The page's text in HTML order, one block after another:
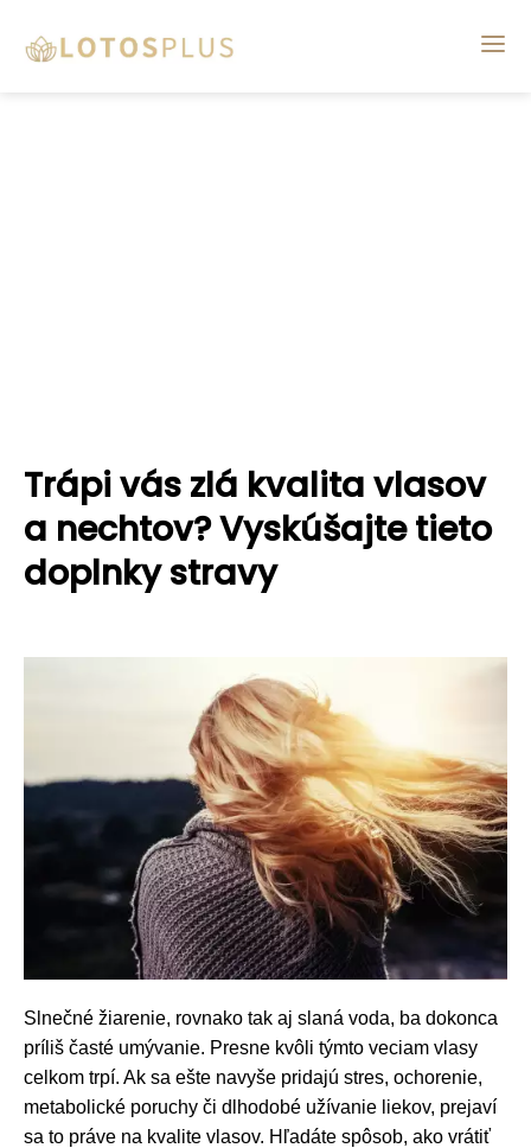
Trápi vás zlá kvalita vlasov
a nechtov? Vyskúšajte tieto
doplnky stravy
Slnečné žiarenie, rovnako tak aj slaná voda, ba dokonca
príliš časté umývanie. Presne kvôli týmto veciam vlasy
celkom trpí. Ak sa ešte navyše pridajú stres, ochorenie,
metabolické poruchy či dlhodobé užívanie liekov, prejaví
sa to práve na kvalite vlasov. Hľadáte spôsob, ako vrátiť